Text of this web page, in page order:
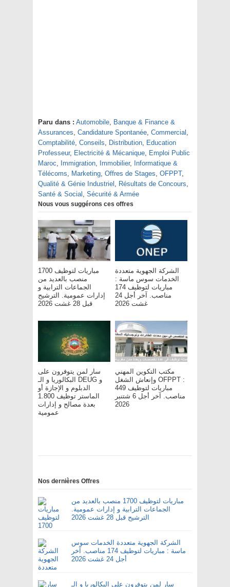
Paru dans : Automobile, Banque & Finance &
Assurances, Candidature Spontanée, Commercial ,
Comptabilité, Conseils, Distribution, Education
Professeur, Electricité & Mécanique, Emploi Public
Maroc, Immigration, Immobilier, Informatique &
Télécoms, Marketing, Offres de Stages, OFPPT,
Qualité & Génie Industriel , Résultats de Concours,
Santé & Social , Sécurité & Armée
Nous vous suggérons ces offres
مباريات لتوظيف 1700
منصب بالعديد من
الجماعات الترابية و
إدارات عمومية. الترشيح
قبل 28 غشت 2026
الشركة الجهوية متعددة
الخدمات سوس ماسة :
مباريات لتوظيف 174
مناصب. آخر أجل 24
غشت 2026
سار لمن يتوفرون على
البكالوريا و الـ DEUG و
الدبلوم و الإجازة أو
الماستر توظيف 1.800
بعدة مصالح و إدارات
عمومية
مكتب التكوين المهني
وإنعاش الشغل OFPPT :
مباريات لتوظيف 449
مناصب. آخر أجل 6 شتنبر
2026
Nos dernières Offres
مباريات لتوظيف 1700 منصب بالعديد من
الجماعات الترابية و إدارات عمومية.
الترشيح قبل 28 غشت 2026
الشركة الجهوية متعددة الخدمات سوس
ماسة : مباريات لتوظيف 174 مناصب. آخر
أجل 24 غشت 2026
سار لمن يتوفرون على البكالوريا و الـ